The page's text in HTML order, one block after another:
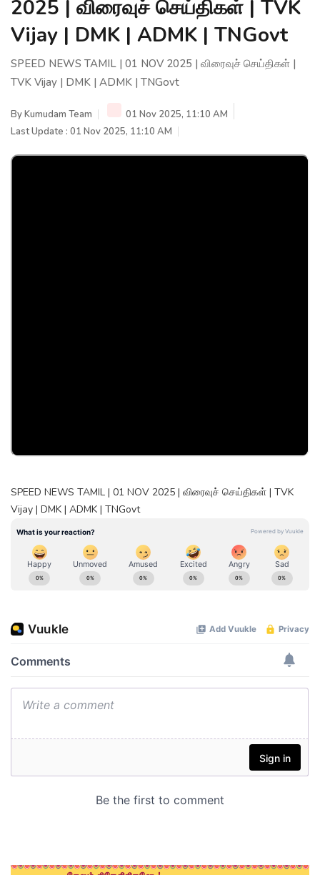
2025 | விரைவுச் செய்திகள் | TVK
Vijay | DMK | ADMK | TNGovt
SPEED NEWS TAMIL | 01 NOV 2025 | விரைவுச் செய்திகள் |
TVK Vijay | DMK | ADMK | TNGovt
ByKumudam Team
01 Nov 2025, 11:10 AM
Last Update : 01 Nov 2025, 11:10 AM
SPEED NEWS TAMIL | 01 NOV 2025 | விரைவுச் செய்திகள் | TVK
Vijay | DMK | ADMK | TNGovt